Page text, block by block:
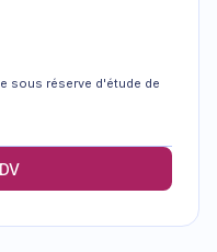
sous réserve d'étude de